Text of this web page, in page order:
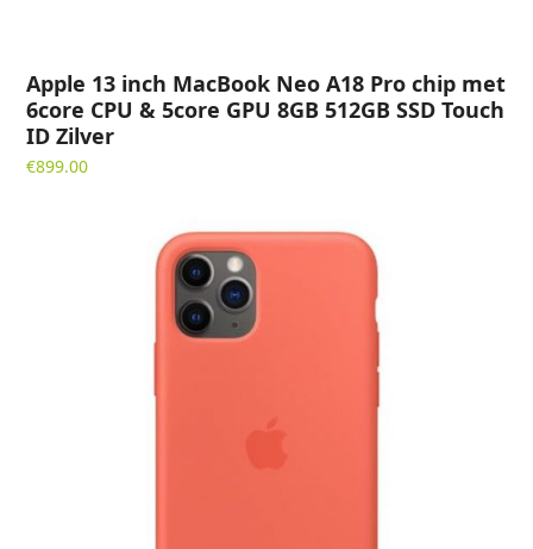
Apple 13 inch MacBook Neo A18 Pro chip met
6core CPU & 5core GPU 8GB 512GB SSD Touch
ID Zilver
€899.00